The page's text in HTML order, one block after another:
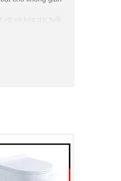
vỡ và kéo dài tuổi
khu vực xung